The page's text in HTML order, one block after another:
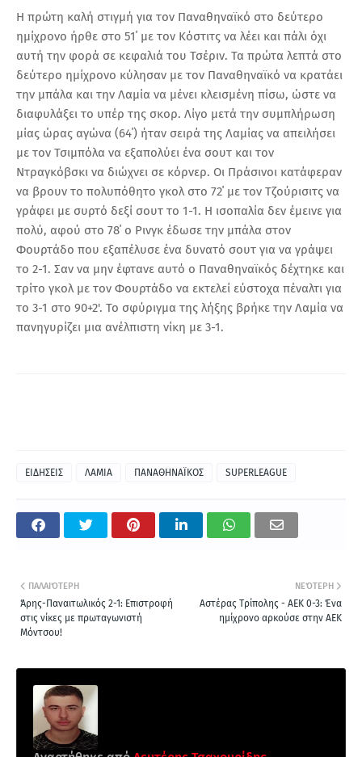
Η πρώτη καλή στιγμή για τον Παναθηναϊκό στο δεύτερο
ημίχρονο ήρθε στο 51΄ με τον Κόστιτς να λέει και πάλι όχι
αυτή την φορά σε κεφαλιά του Τσέριν. Τα πρώτα λεπτά στο
δεύτερο ημίχρονο κύλησαν με τον Παναθηναϊκό να κρατάει
την μπάλα και την Λαμία να μένει κλεισμένη πίσω, ώστε να
διαφυλάξει το υπέρ της σκορ. Λίγο μετά την συμπλήρωση
μίας ώρας αγώνα (64΄) ήταν σειρά της Λαμίας να απειλήσει
με τον Τσιμπόλα να εξαπολύει ένα σουτ και τον
Ντραγκόβσκι να διώχνει σε κόρνερ. Οι Πράσινοι κατάφεραν
να βρουν το πολυπόθητο γκολ στο 72΄ με τον Τζούρισιτς να
γράφει με συρτό δεξί σουτ το 1-1. Η ισοπαλία δεν έμεινε για
πολύ, αφού στο 78΄ ο Ρινγκ έδωσε την μπάλα στον
Φουρτάδο που εξαπέλυσε ένα δυνατό σουτ για να γράψει
το 2-1. Σαν να μην έφτανε αυτό ο Παναθηναϊκός δέχτηκε και
τρίτο γκολ με τον Φουρτάδο να εκτελεί εύστοχα πέναλτι για
το 3-1 στο 90+2'. Το σφύριγμα της λήξης βρήκε την Λαμία να
πανηγυρίζει μια ανέλπιστη νίκη με 3-1.
ΕΙΔΗΣΕΙΣ ΛΑΜΙΑ ΠΑΝΑΘΗΝΑΪΚΟΣ SUPERLEAGUE
ΝΕΌΤΕΡΗ
Αστέρας Τρίπολης - ΑΕΚ 0-3: Ένα
ημίχρονο αρκούσε στην ΑΕΚ
ΠΑΛΑΙΌΤΕΡΗ
Άρης-Παναιτωλικός 2-1: Επιστροφή
στις νίκες με πρωταγωνιστή
Μόντσου!